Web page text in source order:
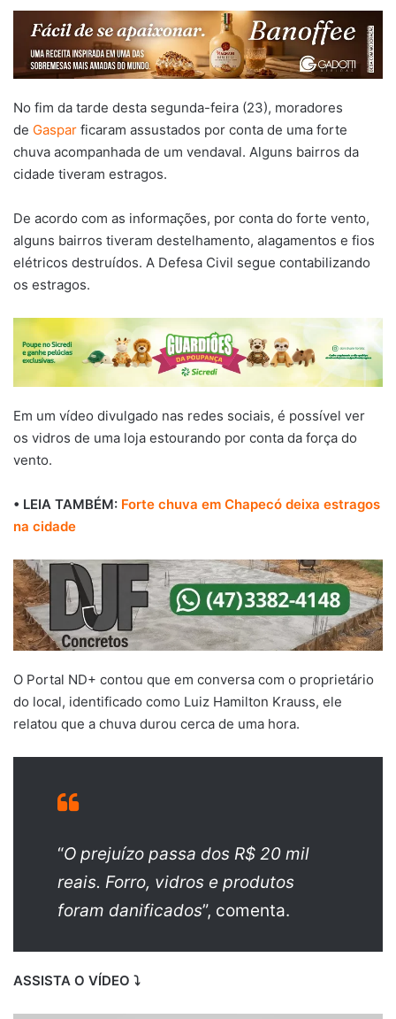
No fim da tarde desta segunda-feira (23), moradores
de Gaspar ficaram assustados por conta de uma forte
chuva acompanhada de um vendaval. Alguns bairros da
cidade tiveram estragos.
De acordo com as informações, por conta do forte vento,
alguns bairros tiveram destelhamento, alagamentos e fios
elétricos destruídos. A Defesa Civil segue contabilizando
os estragos.
Em um vídeo divulgado nas redes sociais, é possível ver
os vidros de uma loja estourando por conta da força do
vento.
• LEIA TAMBÉM: Forte chuva em Chapecó deixa estragos
na cidade
O Portal ND+ contou que em conversa com o proprietário
do local, identificado como Luiz Hamilton Krauss, ele
relatou que a chuva durou cerca de uma hora.
“O prejuízo passa dos R$ 20 mil
reais. Forro, vidros e produtos
foram danificados”, comenta.
ASSISTA O VÍDEO ⤵️